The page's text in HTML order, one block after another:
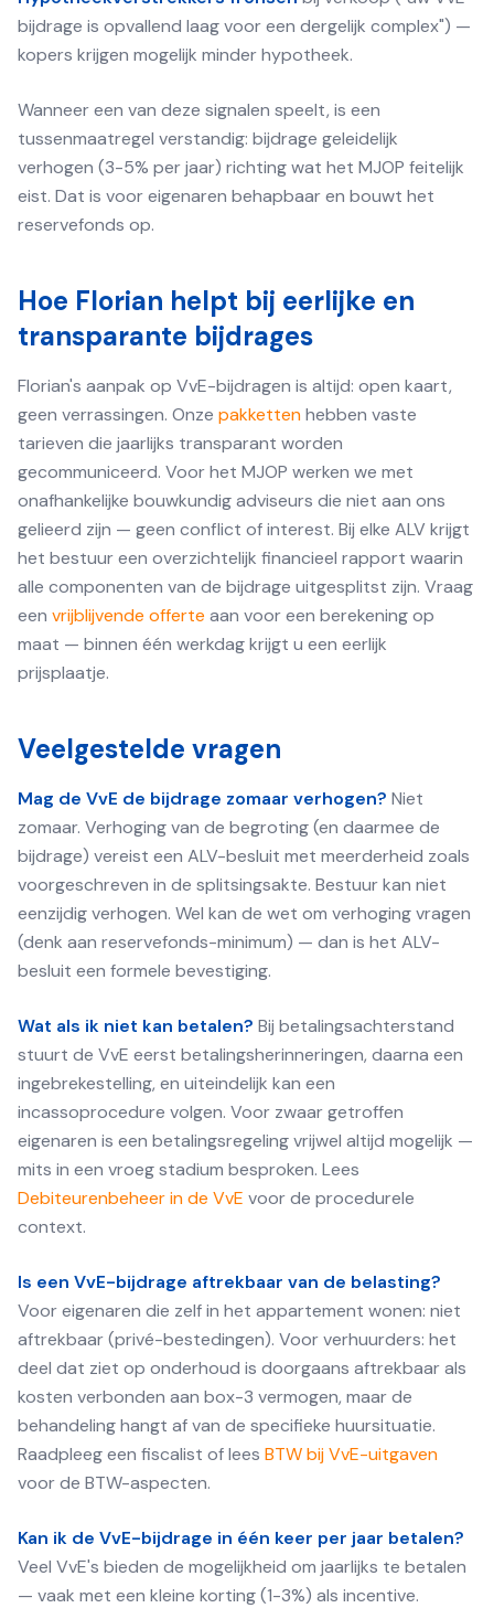
bijdrage is opvallend laag voor een dergelijk complex") —
kopers krijgen mogelijk minder hypotheek.
Wanneer een van deze signalen speelt, is een
tussenmaatregel verstandig: bijdrage geleidelijk
verhogen (3-5% per jaar) richting wat het MJOP feitelijk
eist. Dat is voor eigenaren behapbaar en bouwt het
reservefonds op.
Hoe Florian helpt bij eerlijke en
transparante bijdrages
Florian's aanpak op VvE-bijdragen is altijd: open kaart,
geen verrassingen. Onze pakkettenhebben vaste
tarieven die jaarlijks transparant worden
gecommuniceerd. Voor het MJOP werken we met
onafhankelijke bouwkundig adviseurs die niet aan ons
gelieerd zijn — geen conflict of interest. Bij elke ALV krijgt
het bestuur een overzichtelijk financieel rapport waarin
alle componenten van de bijdrage uitgesplitst zijn. Vraag
een vrijblijvende offerte aan voor een berekening op
maat — binnen één werkdag krijgt u een eerlijk
prijsplaatje.
Veelgestelde vragen
Mag de VvE de bijdrage zomaar verhogen? Niet
zomaar. Verhoging van de begroting (en daarmee de
bijdrage) vereist een ALV-besluit met meerderheid zoals
voorgeschreven in de splitsingsakte. Bestuur kan niet
eenzijdig verhogen. Wel kan de wet om verhoging vragen
(denk aan reservefonds-minimum) — dan is het ALV-
besluit een formele bevestiging.
Wat als ik niet kan betalen? Bij betalingsachterstand
stuurt de VvE eerst betalingsherinneringen, daarna een
ingebrekestelling, en uiteindelijk kan een
incassoprocedure volgen. Voor zwaar getroffen
eigenaren is een betalingsregeling vrijwel altijd mogelijk —
mits in een vroeg stadium besproken. Lees
Debiteurenbeheer in de VvE voor de procedurele
context.
Is een VvE-bijdrage aftrekbaar van de belasting?
Voor eigenaren die zelf in het appartement wonen: niet
aftrekbaar (privé-bestedingen). Voor verhuurders: het
deel dat ziet op onderhoud is doorgaans aftrekbaar als
kosten verbonden aan box-3 vermogen, maar de
behandeling hangt af van de specifieke huursituatie.
Raadpleeg een fiscalist of lees BTW bij VvE-uitgaven
voor de BTW-aspecten.
Kan ik de VvE-bijdrage in één keer per jaar betalen?
Veel VvE's bieden de mogelijkheid om jaarlijks te betalen
— vaak met een kleine korting (1-3%) als incentive.